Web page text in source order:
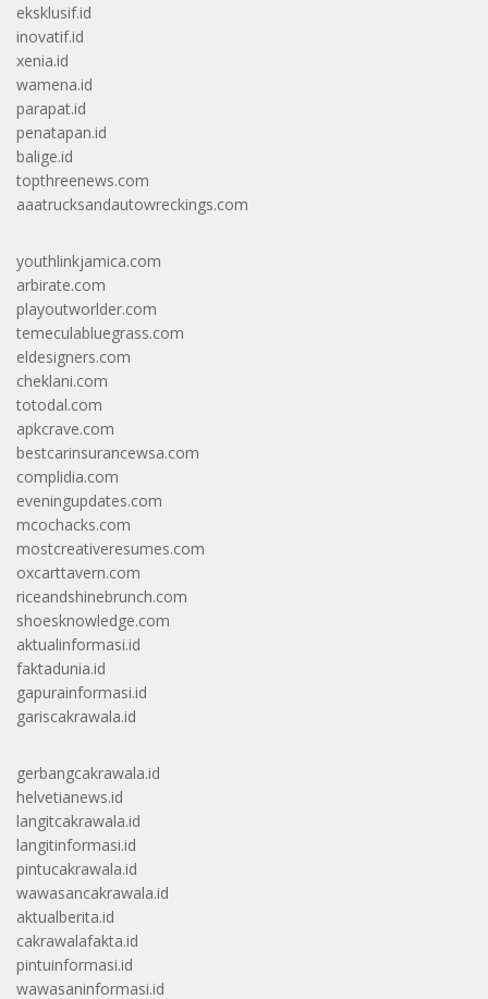
eksklusif.id
inovatif.id
xenia.id
wamena.id
parapat.id
penatapan.id
balige.id
topthreenews.com
aaatrucksandautowreckings.com
youthlinkjamica.com
arbirate.com
playoutworlder.com
temeculabluegrass.com
eldesigners.com
cheklani.com
totodal.com
apkcrave.com
bestcarinsurancewsa.com
complidia.com
eveningupdates.com
mcochacks.com
mostcreativeresumes.com
oxcarttavern.com
riceandshinebrunch.com
shoesknowledge.com
aktualinformasi.id
faktadunia.id
gapurainformasi.id
gariscakrawala.id
gerbangcakrawala.id
helvetianews.id
langitcakrawala.id
langitinformasi.id
pintucakrawala.id
wawasancakrawala.id
aktualberita.id
cakrawalafakta.id
pintuinformasi.id
wawasaninformasi.id